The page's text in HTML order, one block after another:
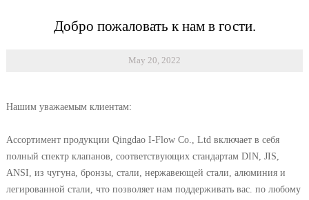
Добро пожаловать к нам в гости.
May 20, 2022
Нашим уважаемым клиентам:
Ассортимент продукции Qingdao I-Flow Co., Ltd включает в себя
полный спектр клапанов, соответствующих стандартам DIN, JIS,
ANSI, из чугуна, бронзы, стали, нержавеющей стали, алюминия и
легированной стали, что позволяет нам поддерживать вас. по любому